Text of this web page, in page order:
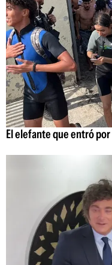
El elefante que entró